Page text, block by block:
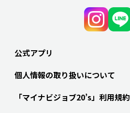
公式アプリ
個人情報の取り扱いについて
「マイナビジョブ20’s」利用規約